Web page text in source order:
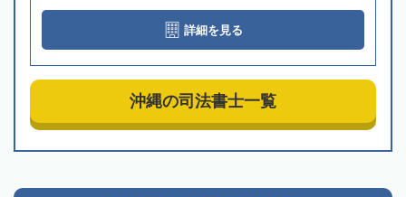
詳細を見る
沖縄の司法書士一覧